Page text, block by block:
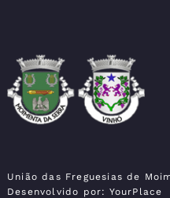
Vinhó
União das Freguesias de
Desenvolvido por: YourPlace